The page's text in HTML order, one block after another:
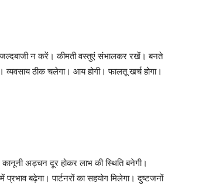
जल्दबाजी न करें। कीमती वस्तुएं संभालकर रखें। बनते
ठीक चलेगा। आय होगी। फालतू खर्च होगा।
कानूनी अड़चन दूर होकर लाभ की स्थिति बनेगी।
बढ़ेगा। पार्टनरों का सहयोग मिलेगा। दुष्टजनों